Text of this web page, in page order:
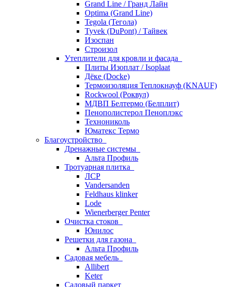
Grand Line / Гранд Лайн
Optima (Grand Line)
Tegola (Тегола)
Tyvek (DuPont) / Тайвек
Изоспан
Строизол
Утеплители для кровли и фасада
Плиты Изоплат / Isoplaat
Дёке (Docke)
Термоизоляция Теплокнауф (KNAUF)
Rockwool (Роквул)
МДВП Белтермо (Белплит)
Пенополистерол Пеноплэкс
Технониколь
Юматекс Термо
Благоустройство
Дренажные системы
Альта Профиль
Тротуарная плитка
ЛСР
Vandersanden
Feldhaus klinker
Lode
Wienerberger Penter
Очистка стоков
Юнилос
Решетки для газона
Альта Профиль
Садовая мебель
Allibert
Keter
Садовый паркет